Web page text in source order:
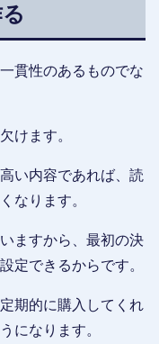
貫性のあるものでな
けます。
い内容であれば、読
なります。
ますから、最初の決
定できるからです。
期的に購入してくれ
になります。